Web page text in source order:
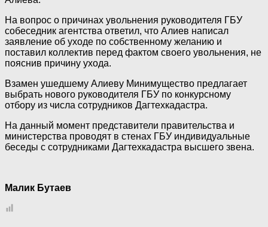
На вопрос о причинах увольнения руководителя ГБУ
собеседник агентства ответил, что Алиев написал
заявление об уходе по собственному желанию и
поставил коллектив перед фактом своего увольнения, не
пояснив причину ухода.
Взамен ушедшему Алиеву Минимущество предлагает
выбрать нового руководителя ГБУ по конкурсному
отбору из числа сотрудников Дагтехкадастра.
На данный момент представители правительства и
министерства проводят в стенах ГБУ индивидуальные
беседы с сотрудниками Дагтехкадастра высшего звена.
Малик Бутаев